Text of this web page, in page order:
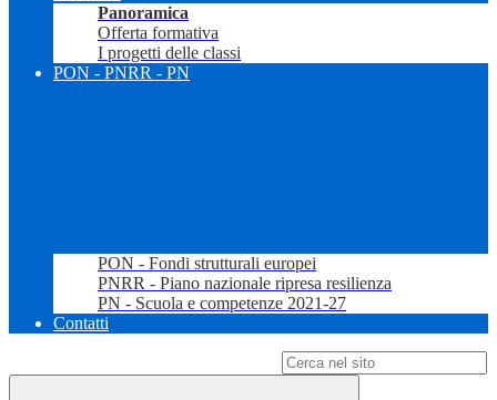
Panoramica
Offerta formativa
I progetti delle classi
PON - PNRR - PN
PON - Fondi strutturali europei
PNRR - Piano nazionale ripresa resilienza
PN - Scuola e competenze 2021-27
Contatti